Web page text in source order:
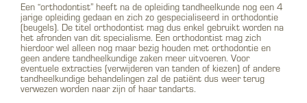
Een “orthodontist” heeft na de opleiding tandheelkunde nog een 4
jarige opleiding gedaan en zich zo gespecialiseerd in orthodontie
(beugels). De titel orthodontist mag dus enkel gebruikt worden na
het afronden van dit specialisme. Een orthodontist mag zich
hierdoor wel alleen nog maar bezig houden met orthodontie en
geen andere tandheelkundige zaken meer uitvoeren. Voor
eventuele extracties (verwijderen van tanden of kiezen) of andere
tandheelkundige behandelingen zal de patiënt dus weer terug
verwezen worden naar zijn of haar tandarts.